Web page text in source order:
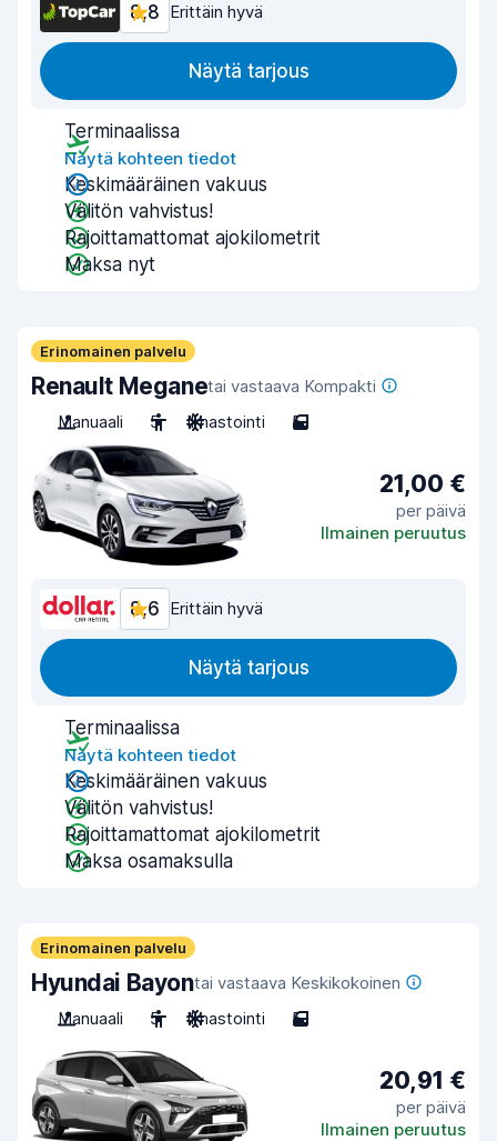
8,8 Erittäin hyvä
Näytä tarjous
Terminaalissa
Näytä kohteen tiedot
Keskimääräinen vakuus
Välitön vahvistus!
Rajoittamattomat ajokilometrit
Maksa nyt
Erinomainen palvelu
Renault Meganetai vastaava Kompakti
Manuaali
5 Ilmastointi 5
21,00 €
per päivä
Ilmainen peruutus
8,6 Erittäin hyvä
Näytä tarjous
Terminaalissa
Näytä kohteen tiedot
Keskimääräinen vakuus
Välitön vahvistus!
Rajoittamattomat ajokilometrit
Maksa osamaksulla
Erinomainen palvelu
Hyundai Bayontai vastaava Keskikokoinen
Manuaali
5 Ilmastointi 5
20,91 €
per päivä
Ilmainen peruutus